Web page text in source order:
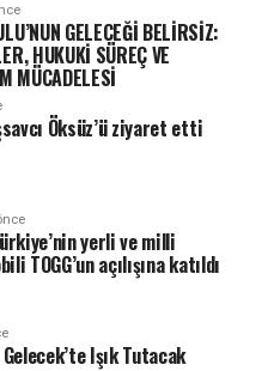
GELECEĞİ BELİRSİZ:
HUKUKİ SÜREÇ VE
MÜCADELESİ
Öksüz’ü ziyaret etti
yerli ve milli
TOGG’un açılışına katıldı
Işık Tutacak